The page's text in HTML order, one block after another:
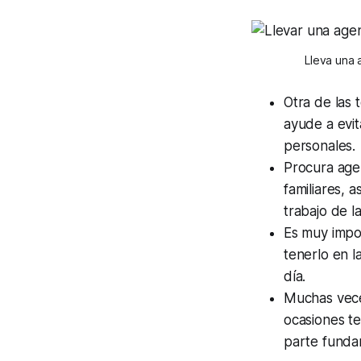
Lleva una
Otra de las
ayude a
personales.
Procura
familiares,
trabajo de
Es muy
tenerlo en
día.
Muchas
ocasiones
parte